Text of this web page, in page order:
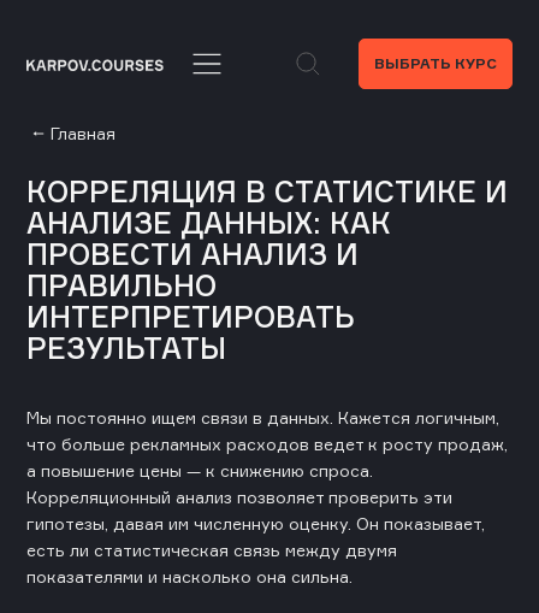
ВЫБРАТЬ КУРС
Главная
КОРРЕЛЯЦИЯ В СТАТИСТИКЕ И
АНАЛИЗЕ ДАННЫХ: КАК
ПРОВЕСТИ АНАЛИЗ И
ПРАВИЛЬНО
ИНТЕРПРЕТИРОВАТЬ
РЕЗУЛЬТАТЫ
Мы постоянно ищем связи в данных. Кажется логичным,
что больше рекламных расходов ведет к росту продаж,
а повышение цены — к снижению спроса.
Корреляционный анализ позволяет проверить эти
гипотезы, давая им численную оценку. Он показывает,
есть ли статистическая связь между двумя
показателями и насколько она сильна.